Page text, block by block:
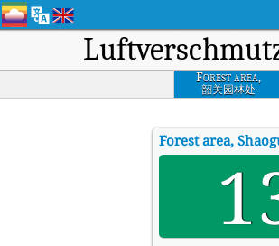
Forest area,
Shaoguan
韶关园林处
Forest area,